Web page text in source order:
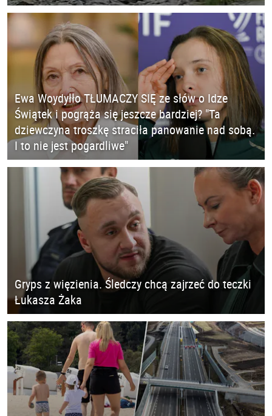
Ewa Woydyłło TŁUMACZY SIĘ ze słów o Idze
Świątek i pogrąża się jeszcze bardziej? "Ta
dziewczyna troszkę straciła panowanie nad sobą.
I to nie jest pogardliwe"
Gryps z więzienia. Śledczy chcą zajrzeć do teczki
Łukasza Żaka